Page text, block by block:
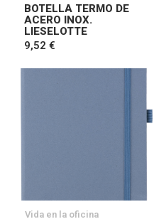
BOTELLA TERMO DE
ACERO INOX.
LIESELOTTE
9,52 €
Vida en la oficina